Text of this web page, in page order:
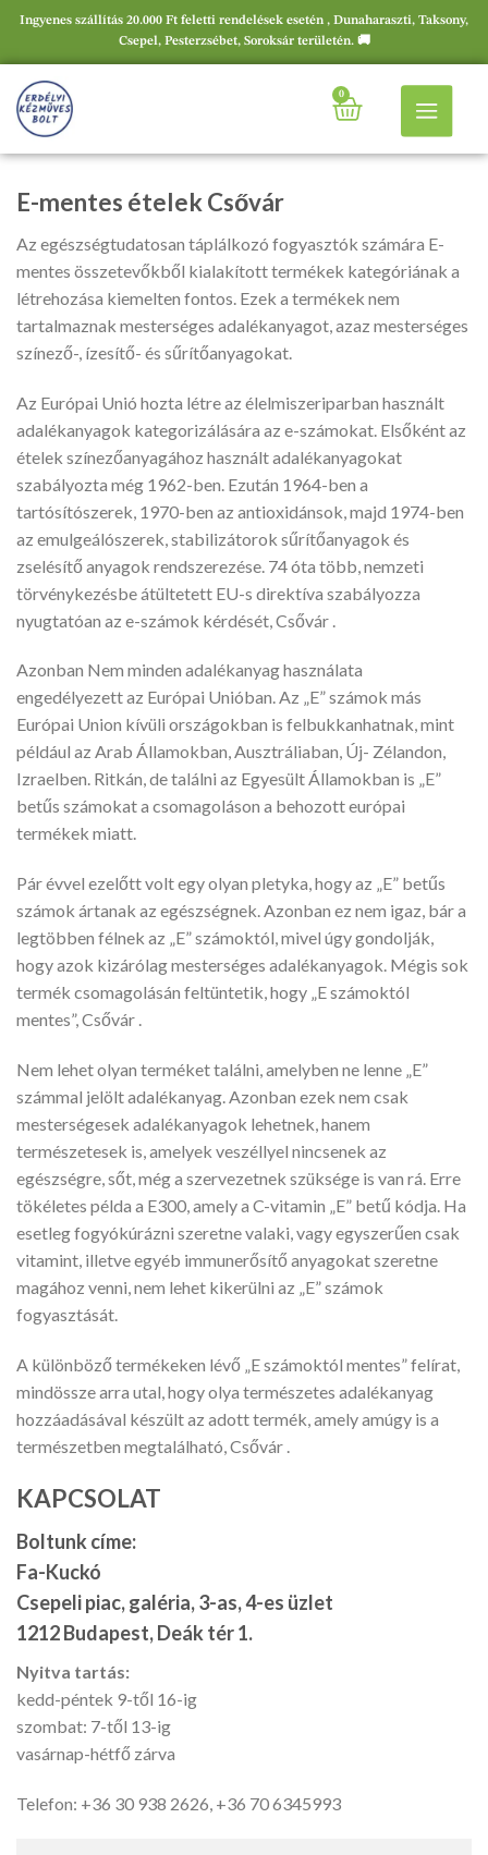
Ingyenes szállítás 20.000 Ft feletti rendelések esetén , Dunaharaszti, Taksony,
Csepel, Pesterzsébet, Soroksár területén. 🚚
0
E-mentes ételek Csővár
Az egészségtudatosan táplálkozó fogyasztók számára E-
mentes összetevőkből kialakított termékek kategóriának a
létrehozása kiemelten fontos. Ezek a termékek nem
tartalmaznak mesterséges adalékanyagot, azaz mesterséges
színező-, ízesítő- és sűrítőanyagokat.
Az Európai Unió hozta létre az élelmiszeriparban használt
adalékanyagok kategorizálására az e-számokat. Elsőként az
ételek színezőanyagához használt adalékanyagokat
szabályozta még 1962-ben. Ezután 1964-ben a
tartósítószerek, 1970-ben az antioxidánsok, majd 1974-ben
az emulgeálószerek, stabilizátorok sűrítőanyagok és
zselésítő anyagok rendszerezése. 74 óta több, nemzeti
törvénykezésbe átültetett EU-s direktíva szabályozza
nyugtatóan az e-számok kérdését, Csővár .
Azonban Nem minden adalékanyag használata
engedélyezett az Európai Unióban. Az „E” számok más
Európai Union kívüli országokban is felbukkanhatnak, mint
például az Arab Államokban, Ausztráliaban, Új- Zélandon,
Izraelben. Ritkán, de találni az Egyesült Államokban is „E”
betűs számokat a csomagoláson a behozott európai
termékek miatt.
Pár évvel ezelőtt volt egy olyan pletyka, hogy az „E” betűs
számok ártanak az egészségnek. Azonban ez nem igaz, bár a
legtöbben félnek az „E” számoktól, mivel úgy gondolják,
hogy azok kizárólag mesterséges adalékanyagok. Mégis sok
termék csomagolásán feltüntetik, hogy „E számoktól
mentes”, Csővár .
Nem lehet olyan terméket találni, amelyben ne lenne „E”
számmal jelölt adalékanyag. Azonban ezek nem csak
mesterségesek adalékanyagok lehetnek, hanem
természetesek is, amelyek veszéllyel nincsenek az
egészségre, sőt, még a szervezetnek szüksége is van rá. Erre
tökéletes példa a E300, amely a C-vitamin „E” betű kódja. Ha
esetleg fogyókúrázni szeretne valaki, vagy egyszerűen csak
vitamint, illetve egyéb immunerősítő anyagokat szeretne
magához venni, nem lehet kikerülni az „E” számok
fogyasztását.
A különböző termékeken lévő „E számoktól mentes” felírat,
mindössze arra utal, hogy olya természetes adalékanyag
hozzáadásával készült az adott termék, amely amúgy is a
természetben megtalálható, Csővár .
KAPCSOLAT
Boltunk címe:
Fa-Kuckó
Csepeli piac, galéria, 3-as, 4-es üzlet
1212 Budapest, Deák tér 1.
Nyitva tartás:
kedd-péntek 9-től 16-ig
szombat: 7-től 13-ig
vasárnap-hétfő zárva
Telefon: +36 30 938 2626, +36 70 6345993